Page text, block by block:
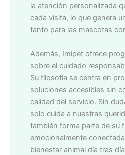
la atención personalizada
cada visita, lo que genera
tanto para las mascotas
Además, Imipet ofrece
sobre el cuidado
Su filosofía se centra en
soluciones accesibles sin
calidad del servicio. Sin
solo cuida a nuestras
también forma parte de su
emocionalmente
bienestar animal día tras